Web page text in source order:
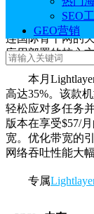
SEO
GEO营销
作为全美乃
连国际骨干网的
应用部署的核心
本月
高达35%。该款
轻松应对多任务
版本在享受$57/
宽。优化带宽的
网络吞吐性能大幅
专属